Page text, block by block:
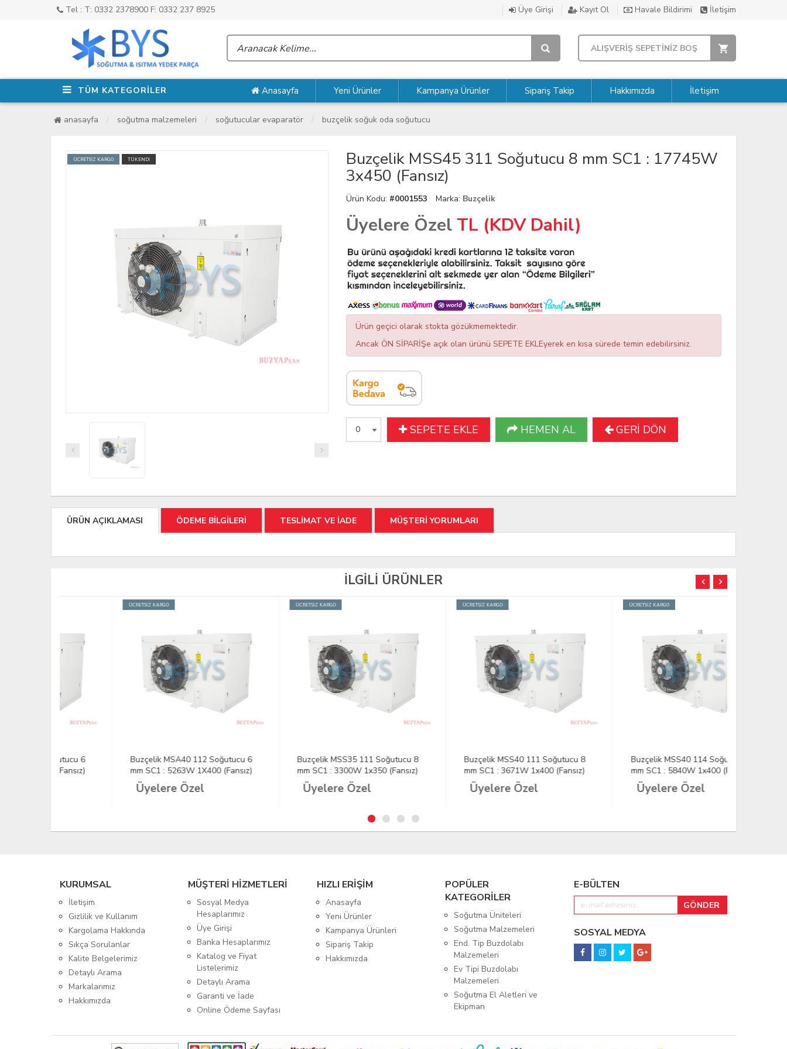
Tel : T: 0332 2378900 F: 0332 237 8925 Üye Girişi Kayıt Ol Havale Bildirimi İletişim
ALIŞVERİŞ SEPETİNİZ BOŞ
TÜM KATEGORİLER Anasayfa Yeni Ürünler Kampanya Ürünler Sipariş Takip Hakkımızda İletişim
anasayfa soğutma malzemeleri soğutucular evaparatör buzçelik soğuk oda soğutucu
ÜCRETSİZ KARGO TÜKENDİ Buzçelik MSS45 311 Soğutucu 8 mm SC1 : 17745W
3x450 (Fansız)
Ürün Kodu: #0001553 Marka: Buzçelik
Üyelere Özel TL (KDV Dahil)
Ürün geçici olarak stokta gözükmemektedir.
Ancak ÖN SİPARİŞe açık olan ürünü SEPETE EKLEyerek en kısa sürede temin edebilirsiniz.
SEPETE EKLE HEMEN AL GERİ DÖN
ÜRÜN AÇIKLAMASI ÖDEME BİLGİLERİ TESLİMAT VE İADE MÜŞTERİ YORUMLARI
İLGİLİ ÜRÜNLER
Buzçelik MSA40 112 Soğutucu 6
mm SC1 : 5263W 1X400 (Fansız)
Üyelere Özel
Buzçelik MSS35 111 Soğutucu 8
mm SC1 : 3300W 1x350 (Fansız)
Üyelere Özel
Buzçelik MSS40 111 Soğutucu 8
mm SC1 : 3671W 1x400 (Fansız)
Üyelere Özel
Buzçelik MSS40 114 Soğutucu 8
mm SC1 : 5840W 1x400 (Fansız)
Üyelere Özel
KURUMSAL
İletişim
Gizlilik ve Kullanım
Kargolama Hakkında
Sıkça Sorulanlar
Kalite Belgelerimiz
Detaylı Arama
Markalarımız
Hakkımızda
MÜŞTERİ HİZMETLERİ
Sosyal Medya
Hesaplarımız
Üye Girişi
Banka Hesaplarımız
Katalog ve Fiyat
Listelerimiz
Detaylı Arama
Garanti ve İade
Online Ödeme Sayfası
HIZLI ERİŞİM
Anasayfa
Yeni Ürünler
Kampanya Ürünleri
Sipariş Takip
Hakkımızda
POPÜLER
KATEGORİLER
Soğutma Üniteleri
Soğutma Malzemeleri
End. Tip Buzdolabı
Malzemeleri
Ev Tipi Buzdolabı
Malzemeleri
Soğutma El Aletleri ve
Ekipman
E-BÜLTEN
SOSYAL MEDYA